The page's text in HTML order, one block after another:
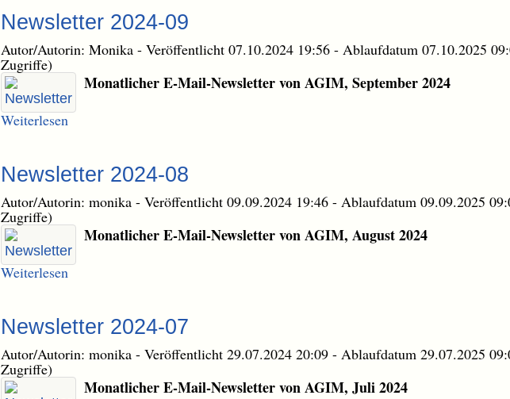
Newsletter 2024-09
Autor/Autorin: Monika - Veröffentlicht 07.10.2024 19:56 - Ablaufdatum 07.10.2025
Zugriffe)
Monatlicher E-Mail-Newsletter von AGIM, September 2024
Weiterlesen
Newsletter 2024-08
Autor/Autorin: monika - Veröffentlicht 09.09.2024 19:46 - Ablaufdatum 09.09.2025
Zugriffe)
Monatlicher E-Mail-Newsletter von AGIM, August 2024
Weiterlesen
Newsletter 2024-07
Autor/Autorin: monika - Veröffentlicht 29.07.2024 20:09 - Ablaufdatum 29.07.2025
Zugriffe)
Monatlicher E-Mail-Newsletter von AGIM, Juli 2024